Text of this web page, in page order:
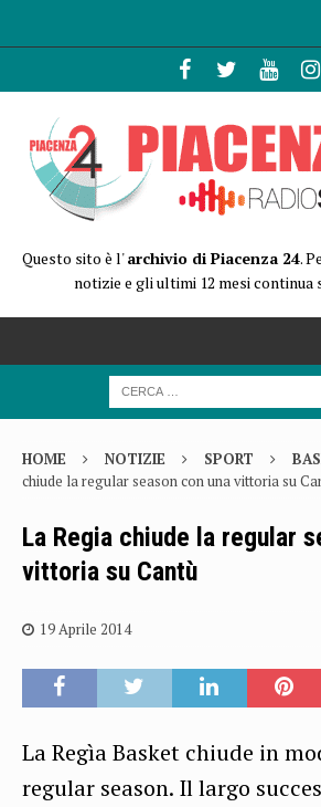
Questo sito è l'archivio di Piacenza 24.
notizie e gli ultimi 12 mesi continua
HOME NOTIZIE SPORT
chiude la regular season con una vittoria su
La Regia chiude la regular
vittoria su Cantù
19 Aprile 2014
La Regìa Basket chiude in
regular season. Il largo